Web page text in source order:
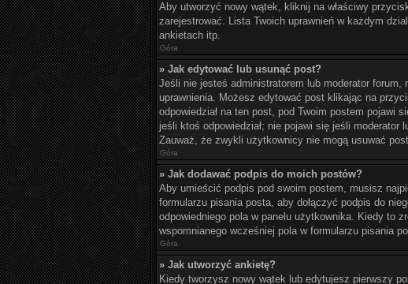
Aby utworzyć nowy wątek, kliknij na właściwy
zarejestrować. Lista Twoich uprawnień w każdym
ankietach itp.
Góra
» Jak edytować lub usunąć post?
Jeśli nie jesteś administratorem lub moderator
uprawnienia. Możesz edytować post klikając na
odpowiedział na ten post, pod Twoim postem pojawi
jeśli ktoś odpowiedział; nie pojawi się jeśli
Zauważ, że zwykli użytkownicy nie mogą usuwać
Góra
» Jak dodawać podpis do moich postów?
Aby umieścić podpis pod swoim postem, musisz
formularzu pisania posta, aby dołączyć podpis do
odpowiedniego pola w panelu użytkownika. Kiedy to
wspomnianego wcześniej pola w formularzu pisania
Góra
» Jak utworzyć ankietę?
Kiedy tworzysz nowy wątek lub edytujesz pierwszy